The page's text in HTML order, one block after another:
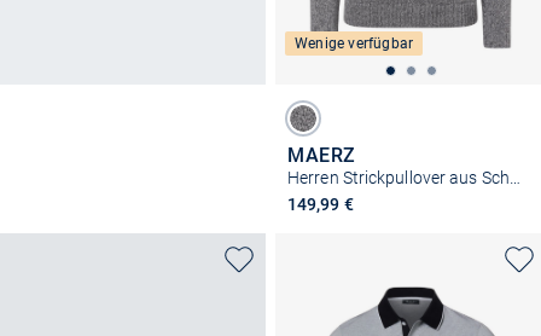
Wenige verfügbar
MAERZ
149,99 €